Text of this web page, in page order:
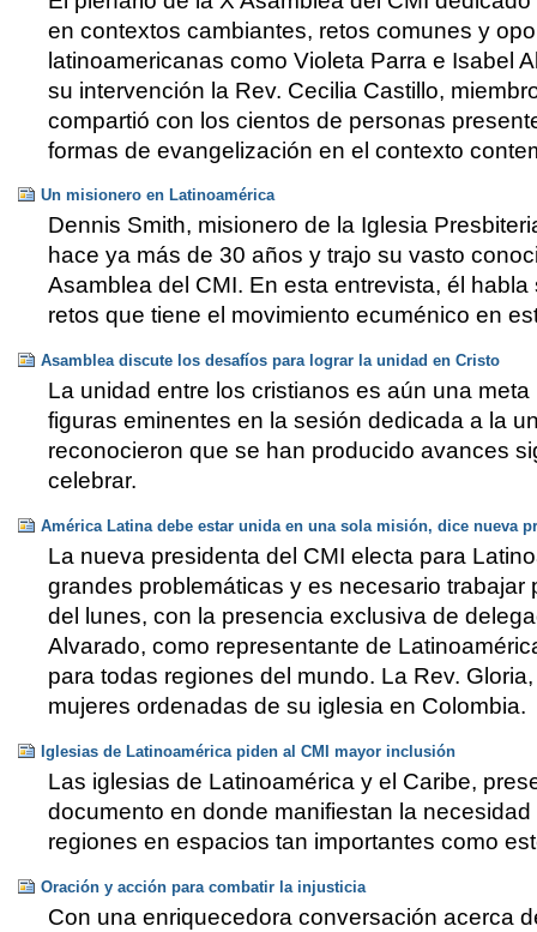
en contextos cambiantes, retos comunes y
latinoamericanas como Violeta Parra e Isabel
su intervención la Rev. Cecilia Castillo,
compartió con los cientos de personas
formas de evangelización en el contexto
Un misionero en Latinoamérica
Dennis Smith, misionero de la Iglesia
hace ya más de 30 años y trajo su vasto
Asamblea del CMI. En esta entrevista, él
retos que tiene el movimiento ecuménico en
Asamblea discute los desafíos para lograr la unidad en Cristo
La unidad entre los cristianos es aún una
figuras eminentes en la sesión dedicada a la
reconocieron que se han producido avances
celebrar.
América Latina debe estar unida en una sola misión, dice nueva
La nueva presidenta del CMI electa para
grandes problemáticas y es necesario
del lunes, con la presencia exclusiva de
Alvarado, como representante de
para todas regiones del mundo. La Rev.
mujeres ordenadas de su iglesia en Colombia.
Iglesias de Latinoamérica piden al CMI mayor inclusión
Las iglesias de Latinoamérica y el Caribe,
documento en donde manifiestan la
regiones en espacios tan importantes como
Oración y acción para combatir la injusticia
Con una enriquecedora conversación acerca